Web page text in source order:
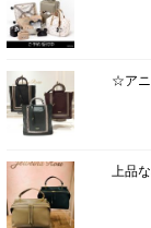
☆ア
上品